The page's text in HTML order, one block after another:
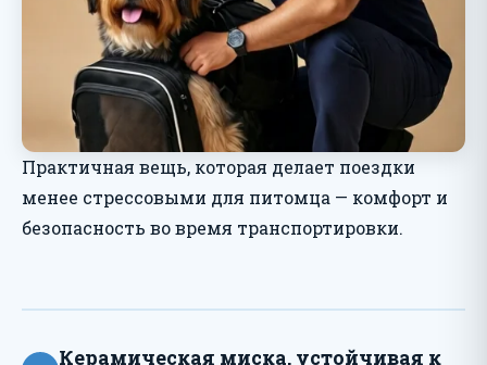
Практичная вещь, которая делает поездки
менее стрессовыми для питомца — комфорт и
безопасность во время транспортировки.
Керамическая миска, устойчивая к